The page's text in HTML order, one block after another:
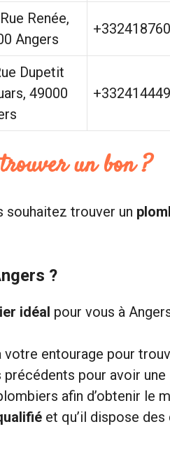
Renée,
Angers
Dupetit
49000
un bon ?
souhaitez trouver un
?
idéal pour vous à
votre entourage pour
pour avoir
afin d’obtenir le
et qu’il dispose